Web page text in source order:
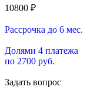
10800 ₽
Рассрочка до 6 мес.
Долями 4 платежа
по 2700 руб.
Задать вопрос